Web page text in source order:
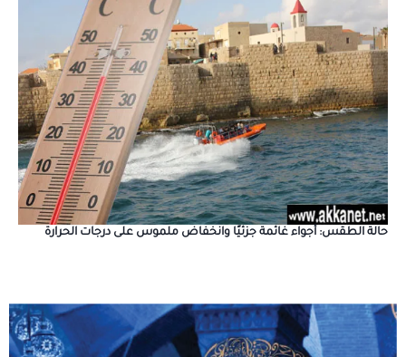
حالة الطقس: أجواء غائمة جزئيًا وانخفاض ملموس على درجات الحرارة